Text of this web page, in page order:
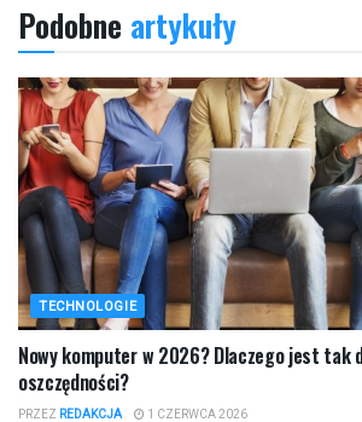
Podobne artykuły
TECHNOLOGIE
Nowy komputer w 2026? Dlaczego jest tak
oszczędności?
PRZEZ REDAKCJA 1 CZERWCA 2026